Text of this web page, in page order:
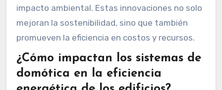
impacto ambiental. Estas innovaciones no solo
mejoran la sostenibilidad, sino que también
promueven la eficiencia en costos y recursos.
¿Cómo impactan los sistemas de
domótica en la eficiencia